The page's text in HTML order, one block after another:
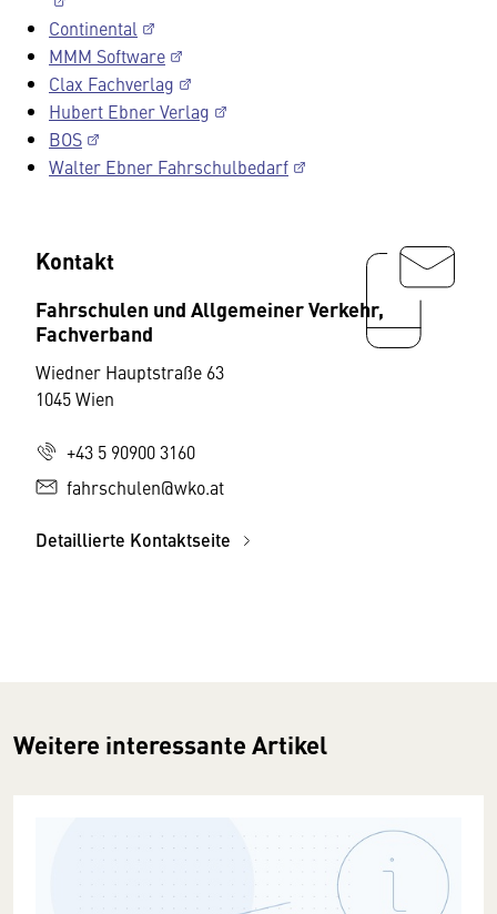
Continental
MMM Software
Clax Fachverlag
Hubert Ebner Verlag
BOS
Walter Ebner Fahrschulbedarf
Kontakt
Fahrschulen und Allgemeiner Verkehr,
Fachverband
Wiedner Hauptstraße 63
1045 Wien
+43 5 90900 3160
fahrschulen@wko.at
Detaillierte Kontaktseite
Weitere interessante Artikel